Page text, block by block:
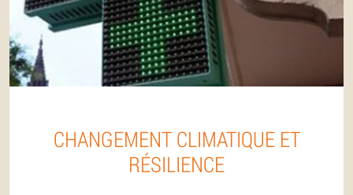
CHANGEMENT CLIMATIQUE ET
RÉSILIENCE